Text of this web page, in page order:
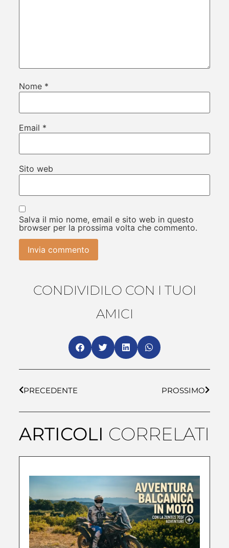
Nome *
Email *
Sito web
Salva il mio nome, email e sito web in questo
browser per la prossima volta che commento.
CONDIVIDILO CON I TUOI
AMICI
PRECEDENTE PROSSIMO
ARTICOLI CORRELATI